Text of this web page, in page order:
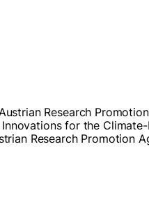
Research
for the
Research Promotion